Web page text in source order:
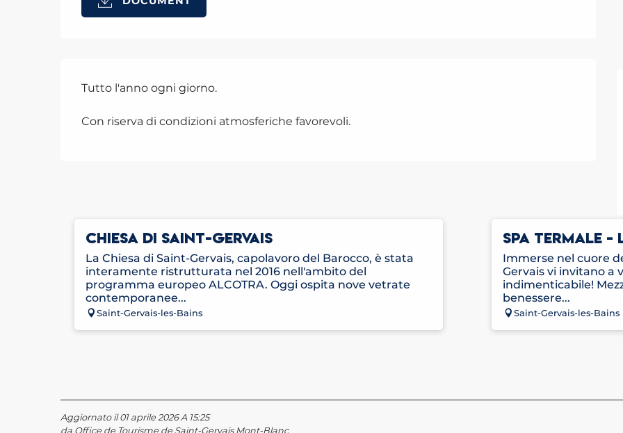
Tutto l'anno ogni giorno.
Con riserva di condizioni atmosferiche favorevoli.
CHIESA DI SAINT-GERVAIS
La Chiesa di Saint-Gervais, capolavoro del Barocco, è stata
interamente ristrutturata nel 2016 nell'ambito del
programma europeo ALCOTRA. Oggi ospita nove vetrate
contemporanee...
Saint-Gervais-les-Bains
SPA TERMALE -
Immerse nel cuore
Gervais vi invitano a
indimenticabile!
benessere...
Saint-Gervais-les-Bains
Aggiornato il 01 aprile 2026 A 15:25
da Office de Tourisme de Saint-Gervais Mont-Blanc